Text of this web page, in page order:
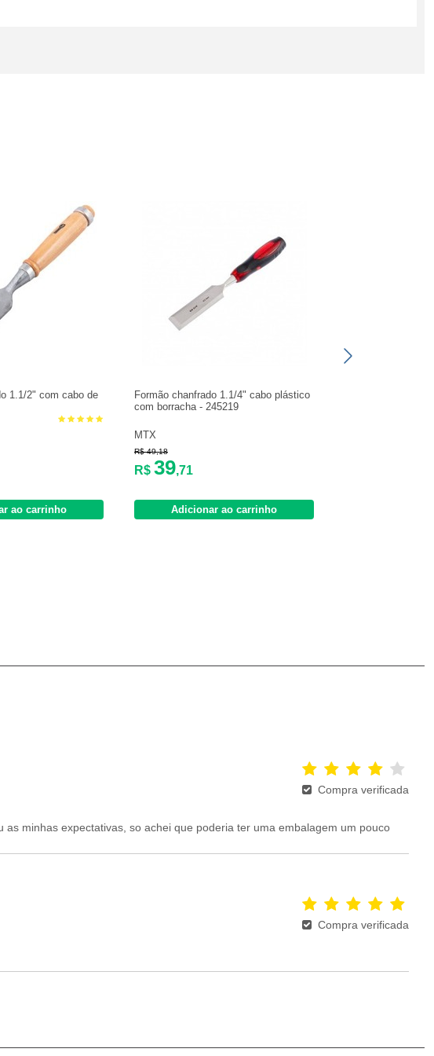
1.1/2" com cabo de
ao carrinho
Formão chanfrado 1.1/4" cabo plástico
com borracha - 245219
MTX
R$ 49,18
R$ 39,71
Adicionar ao carrinho
Compra verificada
minhas expectativas, so achei que poderia ter uma embalagem um pouco
Compra verificada